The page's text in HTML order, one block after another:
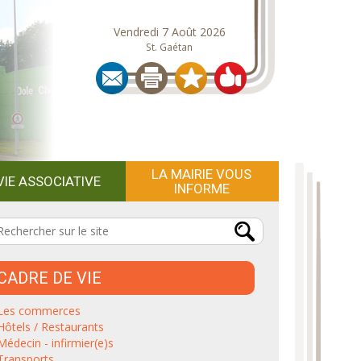
Vendredi 7 Août 2026
St. Gaétan
ASSOCIATIVE
LA MAIRIE VOUS
INFORME
DE VIE
commerces
/ Restaurants
- infirmier(e)s